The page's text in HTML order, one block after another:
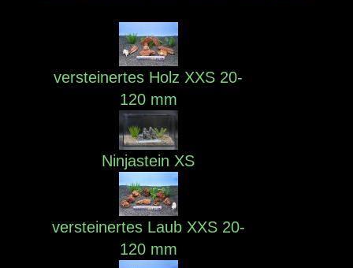
versteinertes Holz XXS 20-
120 mm
Ninjastein XS
versteinertes Laub XXS 20-
120 mm